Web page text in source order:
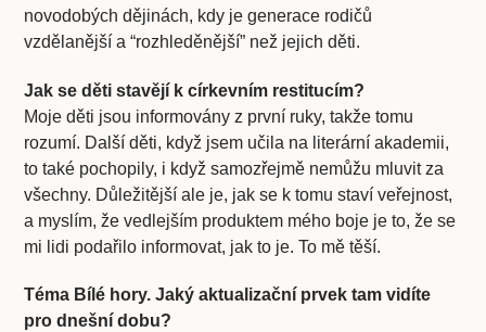
novodobých dějinách, kdy je generace rodičů
vzdělanější a “rozhleděnější” než jejich děti.
Jak se děti stavějí k církevním restitucím?
Moje děti jsou informovány z první ruky, takže tomu
rozumí. Další děti, když jsem učila na literární akademii,
to také pochopily, i když samozřejmě nemůžu mluvit za
všechny. Důležitější ale je, jak se k tomu staví veřejnost,
a myslím, že vedlejším produktem mého boje je to, že se
mi lidi podařilo informovat, jak to je. To mě těší.
Téma Bílé hory. Jaký aktualizační prvek tam vidíte
pro dnešní dobu?